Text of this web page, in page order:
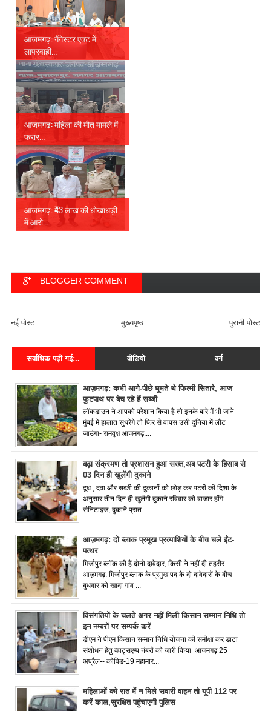
आजमगढ़: गैंगेस्टर एक्ट में
लापरवाही...
आजमगढ़: महिला की मौत मामले में
फरार...
आजमगढ़: ₹43 लाख की धोखाधड़ी
में आरो...
BLOGGER COMMENT
नई पोस्ट पुरानी पोस्ट
मुख्यपृष्ठ
सर्वाधिक पढ़ी गई;.. वीडियो वर्ग
आज़मगढ़: कभी आगे-पीछे घूमते थे फिल्मी सितारे, आज
फुटपाथ पर बेच रहे हैं सब्जी
लॉकडाउन ने आपको परेशान किया है तो इनके बारे में भी जाने
मुंबई में हालात सुधरेंगे तो फिर से वापस उसी दुनिया में लौट
जाउंगा- रामवृक्ष आजमगढ़....
बढ़ा संक्रमण तो प्रशासन हुआ सख्त,अब पटरी के हिसाब से
03 दिन ही खुलेंगी दुकाने
दूध , दवा और सब्जी की दुकानों को छोड़ कर पटरी की दिशा के
अनुसार तीन दिन ही खुलेंगी दुकाने रविवार को बाजार होंगे
सैनिटाइज, दुकानें प्रात...
आज़मगढ़: दो ब्लाक प्रमुख प्रत्याशियों के बीच चले ईंट-
पत्थर
मिर्जापुर ब्लॉक की हैं दोनो दावेदार, किसी ने नहीं दी तहरीर
आज़मगढ़: मिर्जापुर ब्लाक के प्रमुख पद के दो दावेदारों के बीच
बुधवार को खादा गांव ...
विसंगतियों के चलते अगर नहीं मिली किसान सम्मान निधि तो
इन नम्बरों पर सम्पर्क करें
डीएम ने पीएम किसान सम्मान निधि योजना की समीक्षा कर डाटा
संशोधन हेतु व्हाट्सएप्प नंबरों को जारी किया आजमगढ़ 25
अप्रैल-- कोविड-19 महामार...
महिलाओं को रात में न मिले सवारी वाहन तो यूपी 112 पर
करें काल,सुरक्षित पहुंचाएगी पुलिस